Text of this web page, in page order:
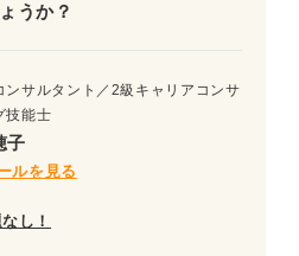
うか？
ンサルタント／2級キャリアコンサ
技能士
子
ルを見る
し！